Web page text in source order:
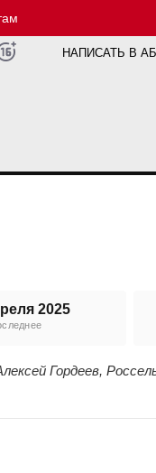
НАПИСАТЬ В
2025
Гордеев,